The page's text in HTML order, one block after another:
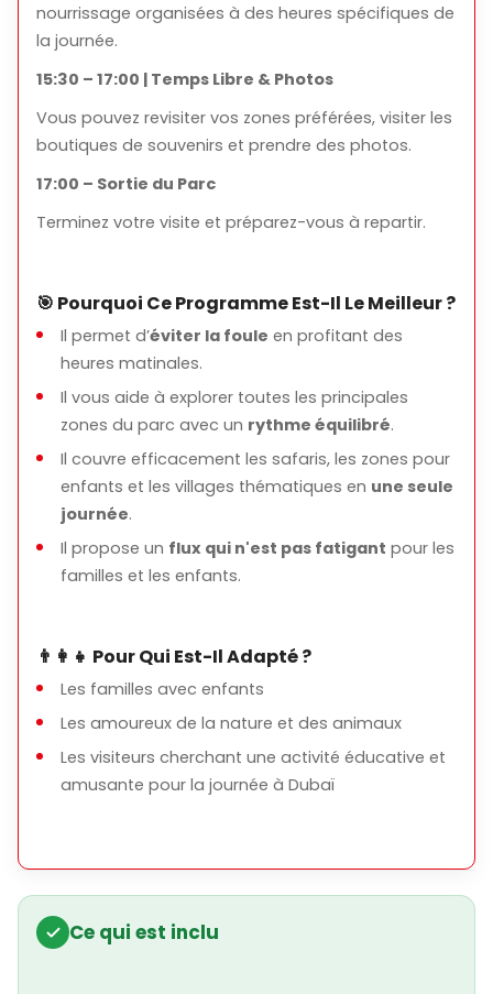
nourrissage organisées à des heures spécifiques de
la journée.
15:30 – 17:00 | Temps Libre & Photos
Vous pouvez revisiter vos zones préférées, visiter les
boutiques de souvenirs et prendre des photos.
17:00 – Sortie du Parc
Terminez votre visite et préparez-vous à repartir.
🎯 Pourquoi Ce Programme Est-Il Le Meilleur ?
Il permet d’éviter la foule en profitant des
heures matinales.
Il vous aide à explorer toutes les principales
zones du parc avec un rythme équilibré.
Il couvre efficacement les safaris, les zones pour
enfants et les villages thématiques en une seule
journée.
Il propose un flux qui n'est pas fatigant pour les
familles et les enfants.
👨‍👩‍👧 Pour Qui Est-Il Adapté ?
Les familles avec enfants
Les amoureux de la nature et des animaux
Les visiteurs cherchant une activité éducative et
amusante pour la journée à Dubaï
Ce qui est inclu